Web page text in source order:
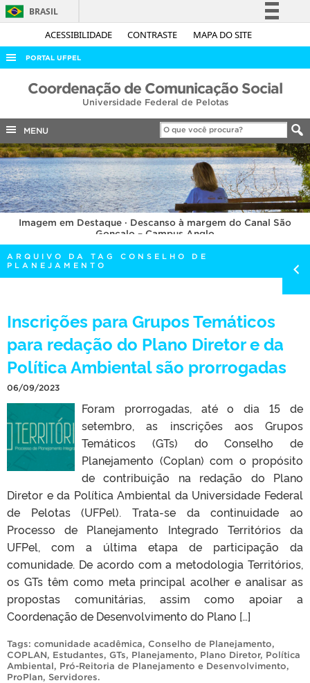
ACESSIBILIDADE CONTRASTE MAPA DO SITE
BRASIL
Simplifique!
Acesso à informação
Legislação
Canais
PORTAL UFPEL
ACESSO À INFORMAÇÃO
COBALTO
CONCURSOS
EDITAIS
INTERNACIONAL
OUVIDORIA
PORTARIAS
TELEFONES
Coordenação de Comunicação Social
Universidade Federal de Pelotas
MENU
Imagem em Destaque · Descanso à margem do Canal São
Gonçalo – Campus Anglo
ARQUIVO DA TAG CONSELHO DE
PLANEJAMENTO
Inscrições para Grupos Temáticos
para redação do Plano Diretor e da
Política Ambiental são prorrogadas
06/09/2023
Foram prorrogadas, até o dia 15 de
setembro, as inscrições aos Grupos
Temáticos (GTs) do Conselho de
Planejamento (Coplan) com o propósito
de contribuição na redação do Plano
Diretor e da Política Ambiental da Universidade Federal
de Pelotas (UFPel). Trata-se da continuidade ao
Processo de Planejamento Integrado Territórios da
UFPel, com a última etapa de participação da
comunidade. De acordo com a metodologia Territórios,
os GTs têm como meta principal acolher e analisar as
propostas comunitárias, assim como apoiar a
Coordenação de Desenvolvimento do Plano […]
Tags: comunidade acadêmica, Conselho de Planejamento,
COPLAN, Estudantes, GTs, Planejamento, Plano Diretor, Política
Ambiental, Pró-Reitoria de Planejamento e Desenvolvimento,
ProPlan, Servidores.